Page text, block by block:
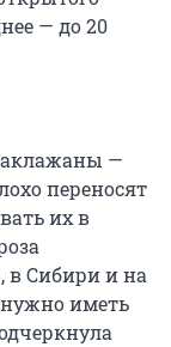
— до 20
—
переносят
их в
в Сибири и на
нужно иметь